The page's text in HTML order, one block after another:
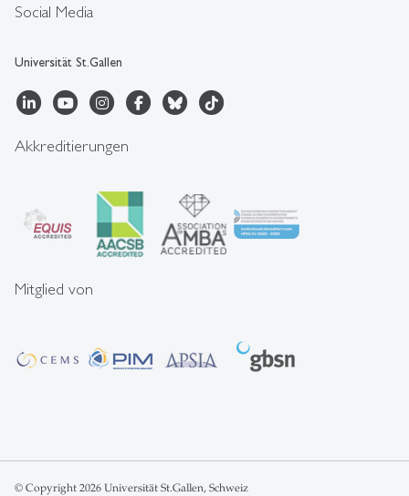
Social Media
Universität St.Gallen
Akkreditierungen
Mitglied von
© Copyright 2026 Universität St.Gallen, Schweiz